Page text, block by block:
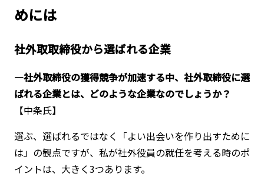
めには
社外取取締役から選ばれる企業
―社外取締役の獲得競争が加速する中、社外取締役に選
ばれる企業とは、どのような企業なのでしょうか？
【中条氏】
選ぶ、選ばれるではなく「よい出会いを作り出すために
は」の観点ですが、私が社外役員の就任を考える時のポ
イントは、大きく3つあります。